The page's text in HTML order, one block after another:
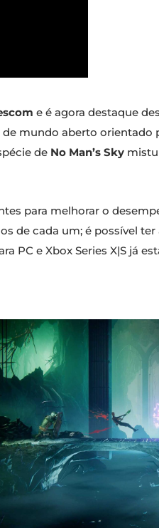
e é agora destaque
mundo aberto orientado
de No Man’s Sky
para melhorar o
de cada um; é possível
PC e Xbox Series X|S já